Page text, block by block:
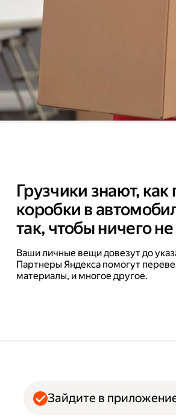
Грузчики знают,
коробки в
так, чтобы ничего
Ваши личные вещи довезут до
Партнеры Яндекса помогут
материалы, и многое другое.
Зайдите в